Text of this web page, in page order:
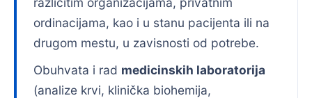
ordinacijama, kao i u stanu pacijenta ili na
drugom mestu, u zavisnosti od potrebe.
Obuhvata i rad medicinskih laboratorija
(analize krvi, klinička biohemija,